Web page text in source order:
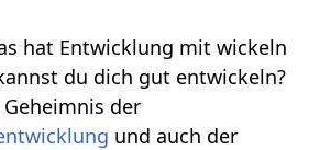
hat Entwicklung mit wickeln
du dich gut entwickeln?
der
und auch der